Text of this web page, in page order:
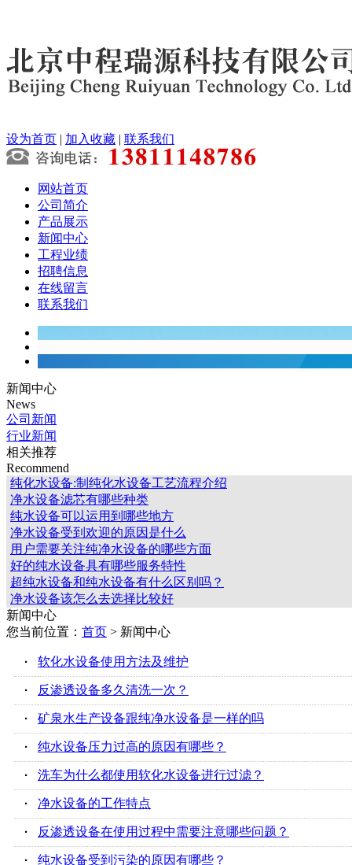
设为首页 | 加入收藏 | 联系我们
网站首页
公司简介
产品展示
新闻中心
工程业绩
招聘信息
在线留言
联系我们
新闻中心
News
公司新闻
行业新闻
相关推荐
Recommend
纯化水设备:制纯化水设备工艺流程介绍
净水设备滤芯有哪些种类
纯水设备可以运用到哪些地方
净水设备受到欢迎的原因是什么
用户需要关注纯净水设备的哪些方面
好的纯水设备具有哪些服务特性
超纯水设备和纯水设备有什么区别吗？
净水设备该怎么去选择比较好
新闻中心
您当前位置： 首页 > 新闻中心
· 软化水设备使用方法及维护
· 反渗透设备多久清洗一次？
· 矿泉水生产设备跟纯净水设备是一样的吗
· 纯水设备压力过高的原因有哪些？
· 洗车为什么都使用软化水设备进行过滤？
· 净水设备的工作特点
· 反渗透设备在使用过程中需要注意哪些问题？
· 纯水设备受到污染的原因有哪些？